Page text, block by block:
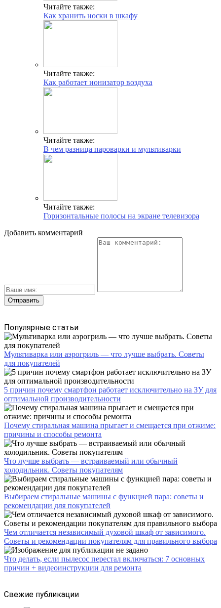
Читайте также:
Как хранить носки в шкафу
Читайте также:
Как работает ионизатор воздуха
Читайте также:
В чем разница пароварки и мультиварки
Читайте также:
Горизонтальные полосы на экране телевизора
Добавить комментарий
Популярные статьи
Мультиварка или аэрогриль — что лучше выбрать. Советы
для покупателей
5 причин почему смартфон работает исключительно на ЗУ для
оптимальной производительности
Почему стиральная машина прыгает и смещается при отжиме:
причины и способы ремонта
Что лучше выбрать — встраиваемый или обычный
холодильник. Советы покупателям
Выбираем стиральные машины с функцией пара: советы и
рекомендации для покупателей
Чем отличается независимый духовой шкаф от зависимого.
Советы и рекомендации покупателям для правильного выбора
Что делать, если пылесос перестал включаться: 7 основных
причин + видеоинструкции для ремонта
Свежие публикации